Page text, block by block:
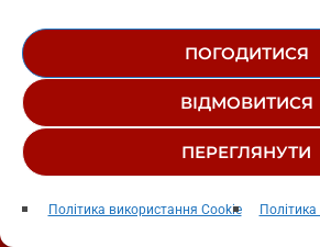
ПОГОДИТИСЯ
ВІДМОВИТИСЯ
ПЕРЕГЛЯНУТИ
Політика використання Cookie Політика
play_arrow
МУЗИЧНІ НОВИНИ
Геній нашого часу: